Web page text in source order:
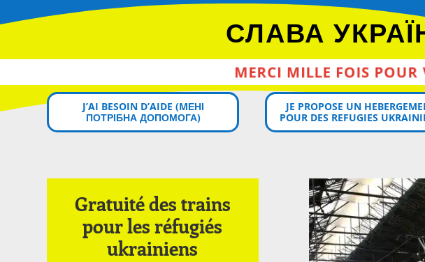
СЛАВА
MERCI MILLE FOIS
J’AI BESOIN D’AIDE (MЕНІ
ПОТРІБНА ДОПОМОГА)
JE PROPOSE UN
POUR DES REFUGIES
Gratuité des trains
pour les réfugiés
ukrainiens